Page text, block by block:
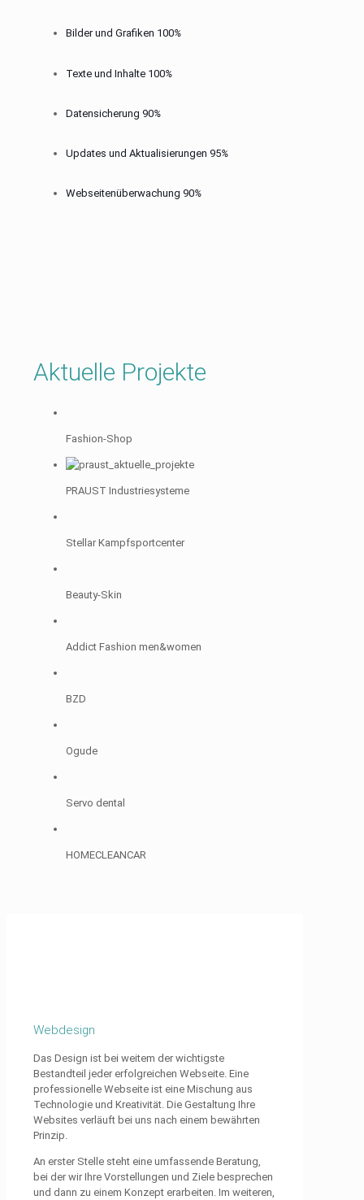
Bilder und Grafiken 100%
Texte und Inhalte 100%
Datensicherung 90%
Updates und Aktualisierungen 95%
Webseitenüberwachung 90%
Aktuelle Projekte
Fashion-Shop
PRAUST Industriesysteme
Stellar Kampfsportcenter
Beauty-Skin
Addict Fashion men&women
BZD
Ogude
Servo dental
HOMECLEANCAR
Webdesign
Das Design ist bei weitem der wichtigste
Bestandteil jeder erfolgreichen Webseite. Eine
professionelle Webseite ist eine Mischung aus
Technologie und Kreativität. Die Gestaltung Ihre
Websites verläuft bei uns nach einem bewährten
Prinzip.
An erster Stelle steht eine umfassende Beratung,
bei der wir Ihre Vorstellungen und Ziele besprechen
und dann zu einem Konzept erarbeiten. Im weiteren,